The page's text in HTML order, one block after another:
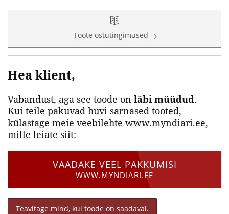
Toote ostutingimused
Hea klient,
Vabandust, aga see toode on läbi müüdud.
Kui teile pakuvad huvi sarnased tooted,
külastage meie veebilehte www.myndiari.ee,
mille leiate siit:
VAADAKE VEEL PAKKUMISI
WWW.MYNDIARI.EE
Teavitage mind, kui toode on saadaval.